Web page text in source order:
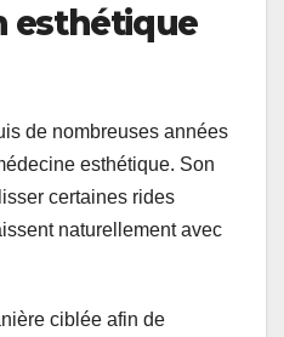
esthétique
de nombreuses années
esthétique. Son
certaines rides
naturellement avec
ciblée afin de